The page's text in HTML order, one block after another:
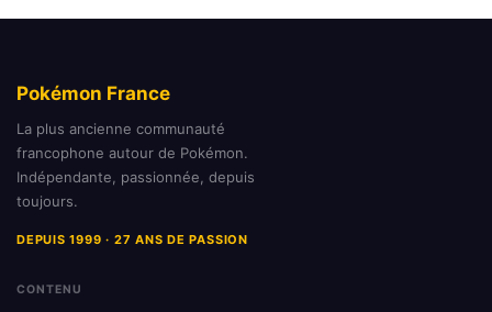
Pokémon France
La plus ancienne communauté
francophone autour de Pokémon.
Indépendante, passionnée, depuis
toujours.
DEPUIS 1999 · 27 ANS DE PASSION
CONTENU